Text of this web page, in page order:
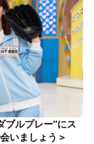
ブルプレー”にス
いましょう＞